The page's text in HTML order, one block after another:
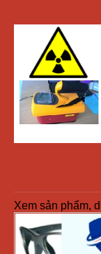
Xem sản phẩm,